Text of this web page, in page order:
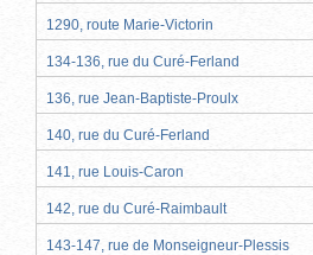
1290, route Marie-Victorin
134-136, rue du Curé-Ferland
136, rue Jean-Baptiste-Proulx
140, rue du Curé-Ferland
141, rue Louis-Caron
142, rue du Curé-Raimbault
143-147, rue de Monseigneur-Plessis